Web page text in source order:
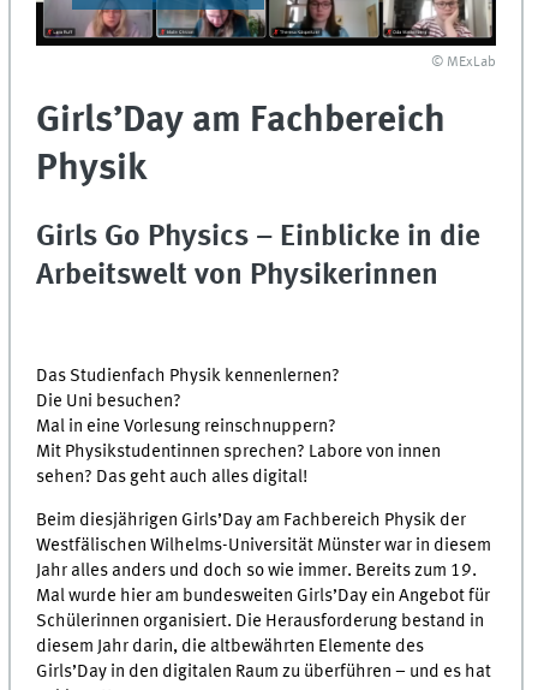
© MExLab
Girls’Day am Fachbereich
Physik
Girls Go Physics – Einblicke in die
Arbeitswelt von Physikerinnen
Das Studienfach Physik kennenlernen?
Die Uni besuchen?
Mal in eine Vorlesung reinschnuppern?
Mit Physikstudentinnen sprechen? Labore von innen
sehen? Das geht auch alles digital!
Beim diesjährigen Girls’Day am Fachbereich Physik der
Westfälischen Wilhelms-Universität Münster war in diesem
Jahr alles anders und doch so wie immer. Bereits zum 19.
Mal wurde hier am bundesweiten Girls’Day ein Angebot für
Schülerinnen organisiert. Die Herausforderung bestand in
diesem Jahr darin, die altbewährten Elemente des
Girls’Day in den digitalen Raum zu überführen – und es hat